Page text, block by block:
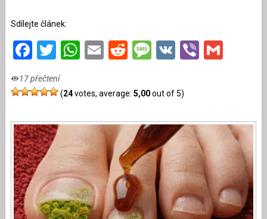
Sdílejte článek:
Facebook
Twitter
WhatsApp
EmailRedditMessage
VKViber
17 přečtení
(24votes, average: 5,00out of 5)